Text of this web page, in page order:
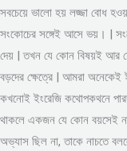
সবচেয়ে ভালো হয় লজ্জা বোধ
সংকোচের সঙ্গেই আসে ভয়। |
দেয় | তখন যে কোন বিষয়ই আর
বড়দের ক্ষেত্রে | আমরা অনেকেই
কখনোই ইংরেজি কথোপকথনে
থাকলে একজন যে কোন বয়সেই
অভ্যাস ছিল না, তাকে নাচতে